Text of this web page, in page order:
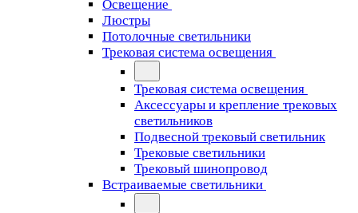
Освещение
Люстры
Потолочные светильники
Трековая система освещения
Трековая система освещения
Аксессуары и крепление трековых
светильников
Подвесной трековый светильник
Трековые светильники
Трековый шинопровод
Встраиваемые светильники